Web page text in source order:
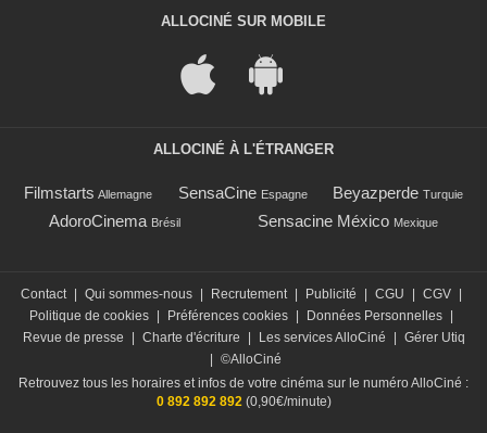
ALLOCINÉ SUR MOBILE
ALLOCINÉ À L'ÉTRANGER
Filmstarts Allemagne SensaCine Espagne Beyazperde Turquie
AdoroCinema Brésil Sensacine México Mexique
Contact | Qui sommes-nous | Recrutement | Publicité | CGU | CGV |
Politique de cookies | Préférences cookies | Données Personnelles |
Revue de presse
| Charte d'écriture | Les services AlloCiné | Gérer Utiq
| ©AlloCiné
Retrouvez tous les horaires et infos de votre cinéma sur le numéro AlloCiné :
0 892 892 892 (0,90€/minute)